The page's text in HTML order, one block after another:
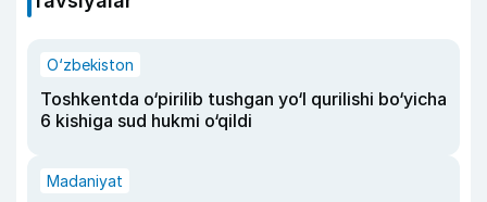
O‘zbekiston
Toshkentda o‘pirilib tushgan yo‘l qurilishi bo‘yicha
6 kishiga sud hukmi o‘qildi
Madaniyat